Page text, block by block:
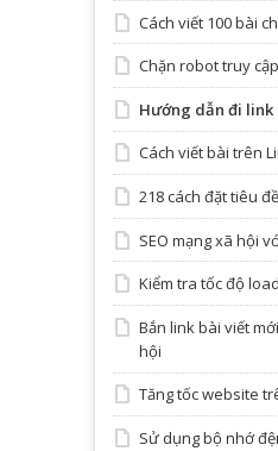
Cách viết 100 bài
Chặn robot truy
Hướng dẫn đi link
Cách viết bài trên
218 cách đặt tiêu
SEO mạng xã hội
Kiểm tra tốc độ
Bắn link bài viết
hội
Tăng tốc website
Sử dụng bộ nhớ